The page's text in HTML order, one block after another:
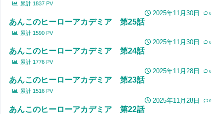
累計 1837 PV
2025年11月30日 0
あんこのヒーローアカデミア 第25話
累計 1590 PV
2025年11月30日 0
あんこのヒーローアカデミア 第24話
累計 1776 PV
2025年11月28日 0
あんこのヒーローアカデミア 第23話
累計 1516 PV
2025年11月28日 0
あんこのヒーローアカデミア 第22話